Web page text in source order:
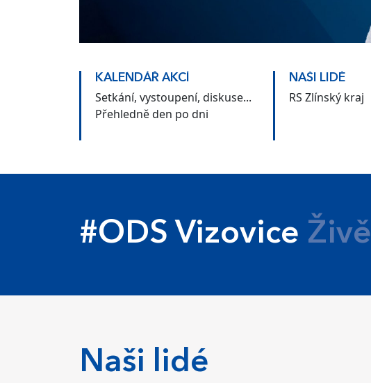
KALENDÁŘ AKCÍ
Setkání, vystoupení, diskuse...
Přehledně den po dni
NAŠI LIDÉ
RS Zlínský kraj
#ODS Vizovice Živě
Naši lidé